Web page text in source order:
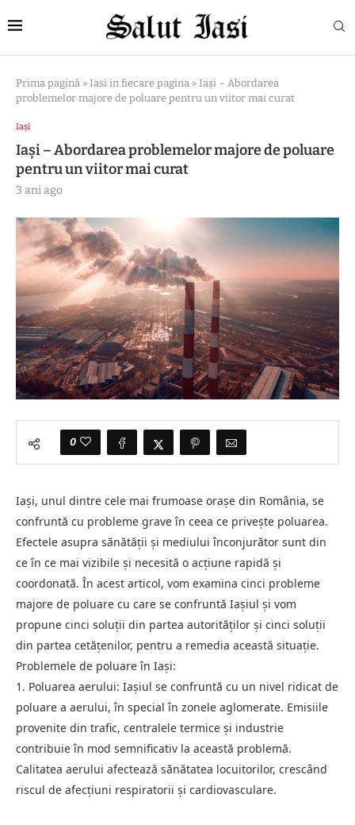
Prima pagină » Iasi in fiecare pagina » Iași – Abordarea
problemelor majore de poluare pentru un viitor mai curat
Iași
Iași – Abordarea problemelor majore de poluare
pentru un viitor mai curat
3 ani ago
0
Iași, unul dintre cele mai frumoase orașe din România, se
confruntă cu probleme grave în ceea ce privește poluarea.
Efectele asupra sănătății și mediului înconjurător sunt din
ce în ce mai vizibile și necesită o acțiune rapidă și
coordonată. În acest articol, vom examina cinci probleme
majore de poluare cu care se confruntă Iașiul și vom
propune cinci soluții din partea autorităților și cinci soluții
din partea cetățenilor, pentru a remedia această situație.
Problemele de poluare în Iași:
1. Poluarea aerului: Iașiul se confruntă cu un nivel ridicat de
poluare a aerului, în special în zonele aglomerate. Emisiile
provenite din trafic, centralele termice și industrie
contribuie în mod semnificativ la această problemă.
Calitatea aerului afectează sănătatea locuitorilor, crescând
riscul de afecțiuni respiratorii și cardiovasculare.